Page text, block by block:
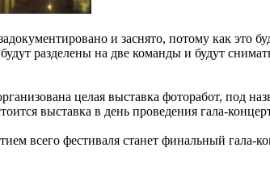
и заснято, потому как это
разделены на две команды и будут
целая выставка фоторабот, под
выставка в день проведения гала-
всего фестиваля станет финальный гала-